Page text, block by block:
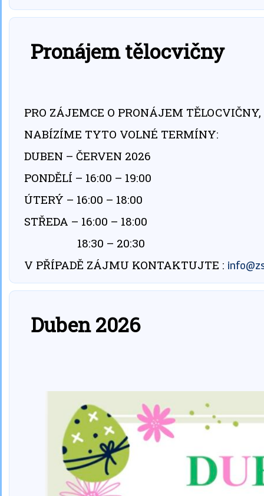
Pronájem tělocvičny
PRO ZÁJEMCE O PRONÁJEM TĚLOCVIČNY,
NABÍZÍME TYTO VOLNÉ TERMÍNY:
DUBEN – ČERVEN 2026
PONDĚLÍ – 16:00 – 19:00
ÚTERÝ – 16:00 – 18:00
STŘEDA – 16:00 – 18:00
18:30 – 20:30
V PŘÍPADĚ ZÁJMU KONTAKTUJTE :
Duben 2026